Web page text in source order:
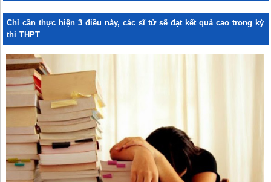
Chỉ cần thực hiện 3 điều này, các sĩ tử sẽ đạt kết quả cao trong kỳ
thi THPT